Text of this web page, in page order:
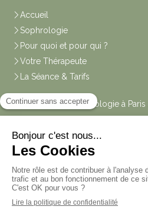
Accueil
Sophrologie
Pour quoi et pour qui ?
Votre Thérapeute
La Séance & Tarifs
Les Cabinets Sophrologie à Paris
Code de Déontologie
Contact
Marie Bos, Sophrologue
sons/voix/mouvement - Yoga
Afficher le téléphone